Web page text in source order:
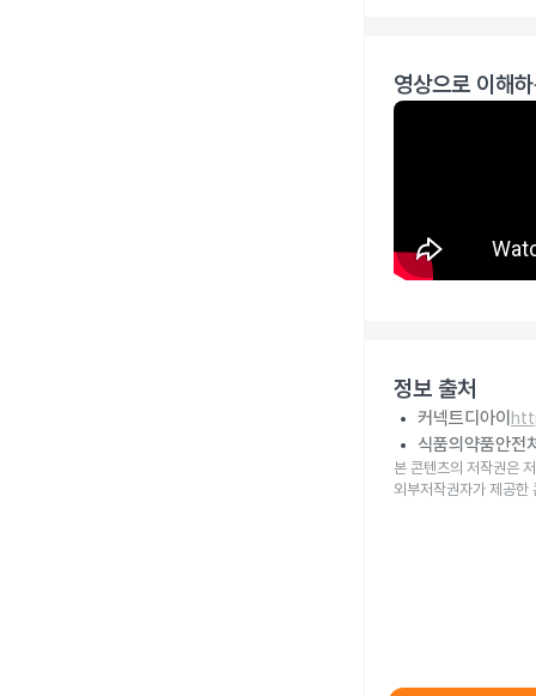
영상으로 이해
정보 출처
커넥트디아이
식품의약품안전
본 콘텐츠의 저작권은
외부저작권자가 제공한